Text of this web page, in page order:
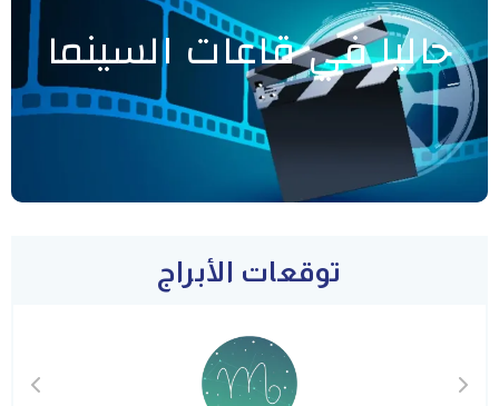
حاليا في قاعات السينما
توقعات الأبراج